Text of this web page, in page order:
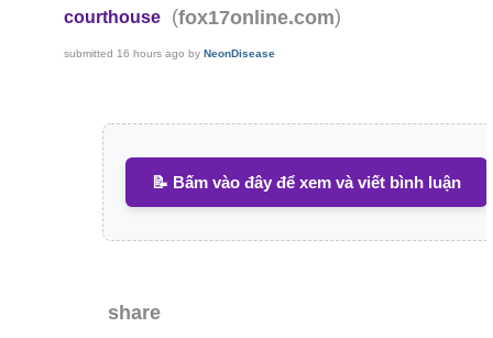
courthouse
(fox17online.com)
submitted 16 hours ago byNeonDisease
📝 Bấm vào đây để xem và viết bình luận
share